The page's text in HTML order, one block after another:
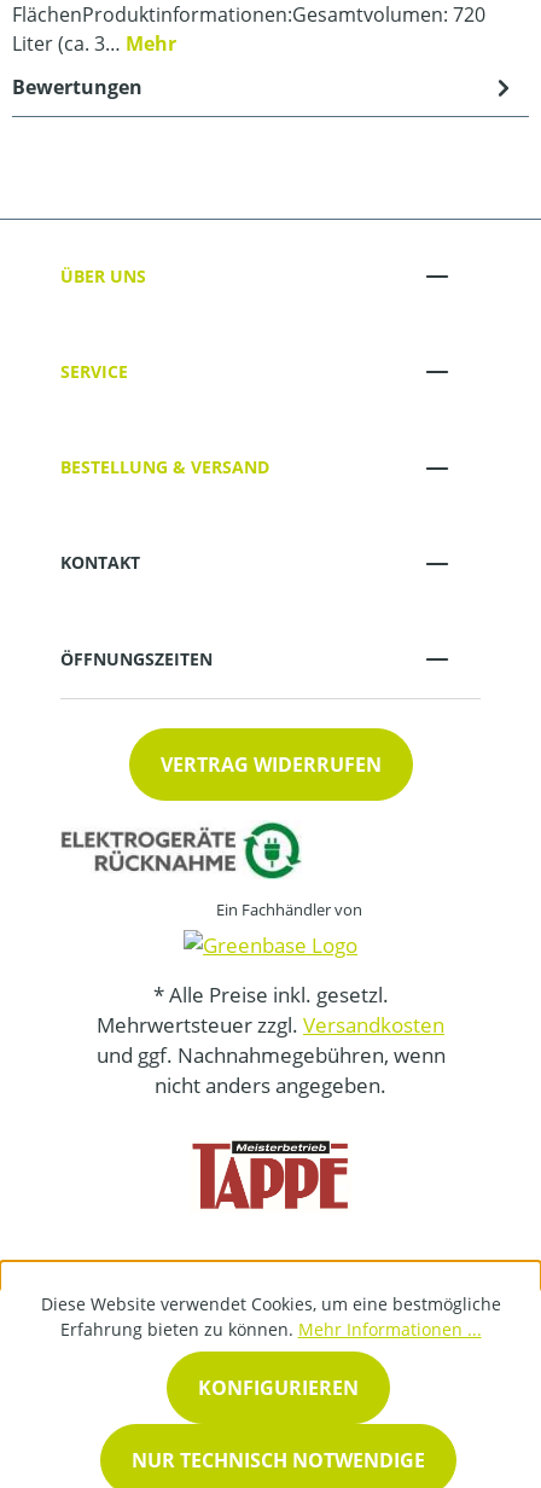
FlächenProduktinformationen:Gesamtvolumen: 720
Liter (ca. 3… Mehr
Bewertungen
ÜBER UNS
SERVICE
BESTELLUNG & VERSAND
KONTAKT
ÖFFNUNGSZEITEN
VERTRAG WIDERRUFEN
Ein Fachhändler von
* Alle Preise inkl. gesetzl.
Mehrwertsteuer zzgl. Versandkosten
und ggf. Nachnahmegebühren, wenn
nicht anders angegeben.
Diese Website verwendet Cookies, um eine bestmögliche
Erfahrung bieten zu können. Mehr Informationen ...
NUR TECHNISCH NOTWENDIGE
KONFIGURIEREN